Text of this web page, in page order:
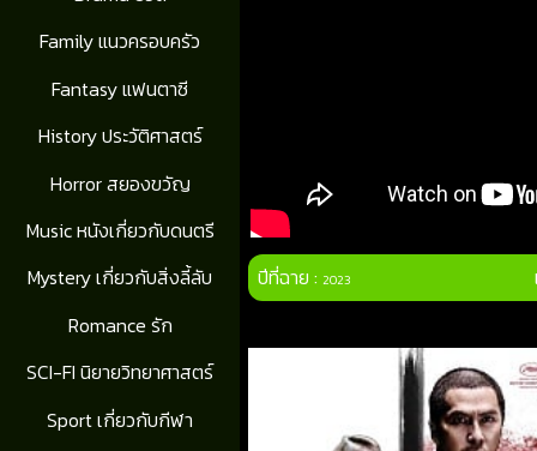
Family แนวครอบครัว
Fantasy แฟนตาซี
History ประวัติศาสตร์
Horror สยองขวัญ
Music หนังเกี่ยวกับดนตรี
Mystery เกี่ยวกับสิ่งลี้ลับ
Romance รัก
SCI-FI นิยายวิทยาศาสตร์
Sport เกี่ยวกับกีฬา
ปีที่ฉาย :2023